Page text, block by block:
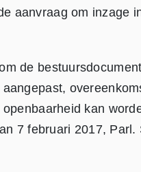
aanvraag om inzage
de
kan
7 februari 2017, Parl.